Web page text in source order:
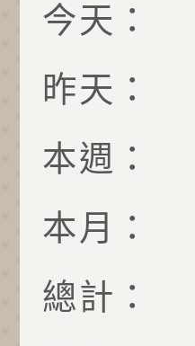
今天：
昨天：
本週：
本月：
總計：